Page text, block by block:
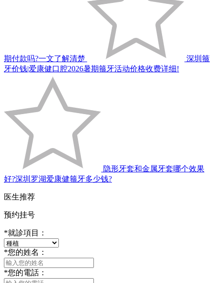
期付款吗?一文了解清楚
深圳箍
牙价钱|爱康健口腔2026暑期箍牙活动价格收费详细!
隐形牙套和金属牙套哪个效果
好?深圳罗湖爱康健箍牙多少钱?
医生推荐
预约挂号
*就診項目：
*您的姓名：
*您的電話：